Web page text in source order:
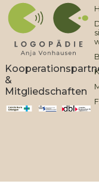
&
Mitgliedschaften